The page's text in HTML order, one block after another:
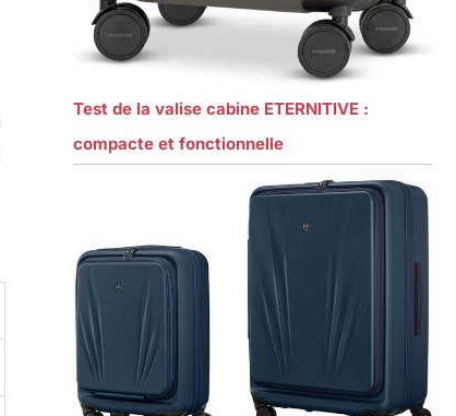
Test de la valise cabine ETERNITIVE :
compacte et fonctionnelle